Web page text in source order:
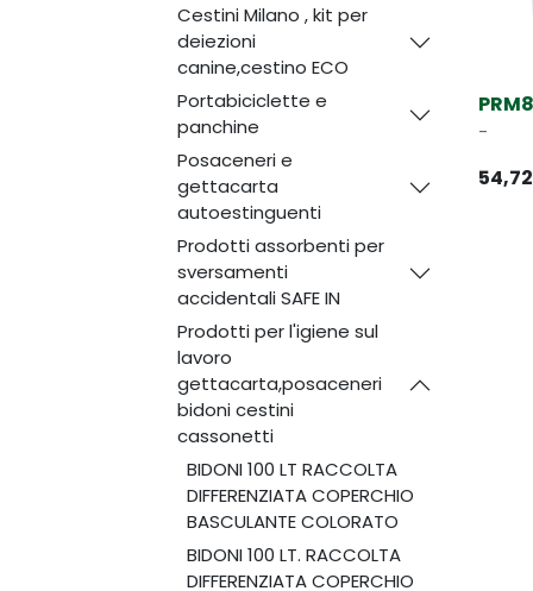
Cestini Milano , kit per
deiezioni
canine,cestino ECO
Portabiciclette e
panchine
Posaceneri e
gettacarta
autoestinguenti
Prodotti assorbenti per
sversamenti
accidentali SAFE IN
Prodotti per l'igiene sul
lavoro
gettacarta,posaceneri
bidoni cestini
cassonetti
BIDONI 100 LT RACCOLTA
DIFFERENZIATA COPERCHIO
BASCULANTE COLORATO
BIDONI 100 LT. RACCOLTA
DIFFERENZIATA COPERCHIO
-
54,72